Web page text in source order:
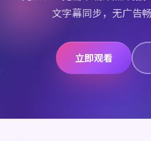
文字幕同步，无广告
立即观看